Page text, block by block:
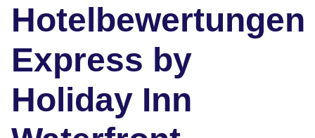
Hotelbewertungen
Express by
Holiday Inn